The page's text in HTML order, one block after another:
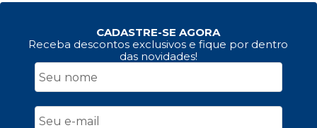
CADASTRE-SE AGORA
Receba descontos exclusivos e fique por dentro
das novidades!